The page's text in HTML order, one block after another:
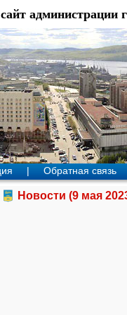
администрации
| Обратная связь
Новости (9 мая